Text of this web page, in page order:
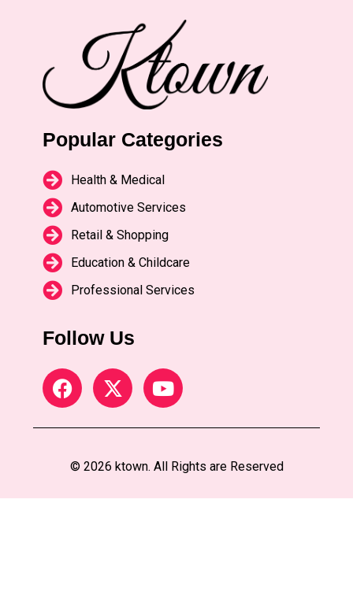
Popular Categories
Health & Medical
Automotive Services
Retail & Shopping
Education & Childcare
Professional Services
Follow Us
© 2026 ktown. All Rights are Reserved